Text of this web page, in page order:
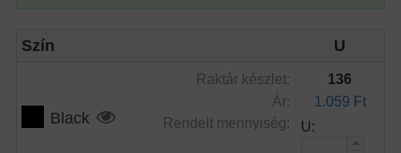
Szín U
Black
Raktár készlet:
Ár:
Rendelt mennyiség:
136
1.059 Ft
U: